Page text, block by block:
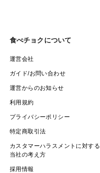
食べチョクについて
運営会社
ガイド/お問い合わせ
運営からのお知らせ
利用規約
プライバシーポリシー
特定商取引法
カスタマーハラスメントに対する
当社の考え方
採用情報